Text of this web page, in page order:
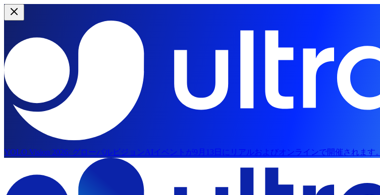
YOLO Vision 2026: グローバルビジョンAIイベントが9月13日にリアルおよびオンラインで開催されます。